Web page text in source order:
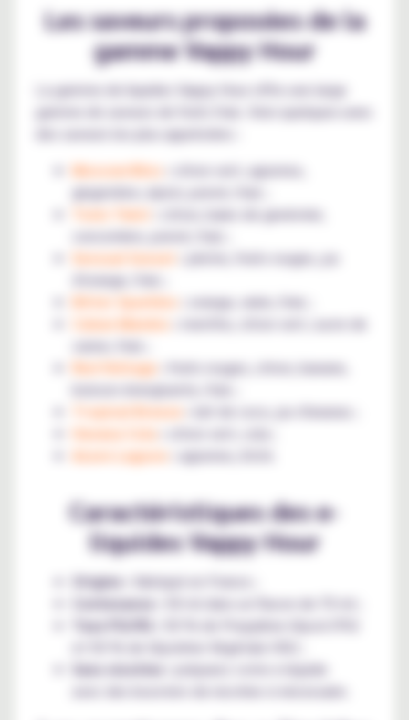
Les saveurs proposées de la
gamme Vappy Hour
La gamme de liquides Vappy Hour offre une large
gamme de saveurs de fruits frais. Voici quelques-unes
des saveurs les plus appréciées :
Moscow Bliss
citron vert, agrumes,
gingembre, épicé, poivré, frais ;
Tonic Twist
citron, baies de genévrier,
concombre, poivré, frais ;
Sensual Sunset
pêche, fruits rouges, jus
d'orange, frais ;
Bitter Sparkles
orange, raisin, frais ;
Cuban Mambo
menthe, citron vert, sucre de
canne, frais ;
Red Voltage
fruits rouges, citron, banane,
boisson énergisante, frais ;
Tropical Breeze
lait de coco, jus d'ananas ;
Havana Cola
Azure Lagoon
agrumes, litchi.
Caractéristiques des e-
liquides Vappy Hour
Origine :
fabriqué en France ;
Contenance :
50 ml dans un flacon de 70 ml ;
Taux PG/VG :
50 % de Propylène Glycol (PG)
et 50 % de Glycérine Végétale (VG) ;
Sans nicotine :
préparez votre e-liquide
avec des boosters de nicotine si nécessaire.